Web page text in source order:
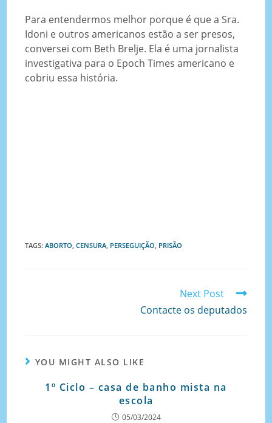
Para entendermos melhor porque é que a Sra.
Idoni e outros americanos estão a ser presos,
conversei com Beth Brelje. Ela é uma jornalista
investigativa para o Epoch Times americano e
cobriu essa história.
TAGS:ABORTO CENSURA PERSEGUIÇÃO PRISÃO
Next Post
Contacte os deputados
YOU MIGHT ALSO LIKE
1º Ciclo – casa de banho mista na
escola
05/03/2024